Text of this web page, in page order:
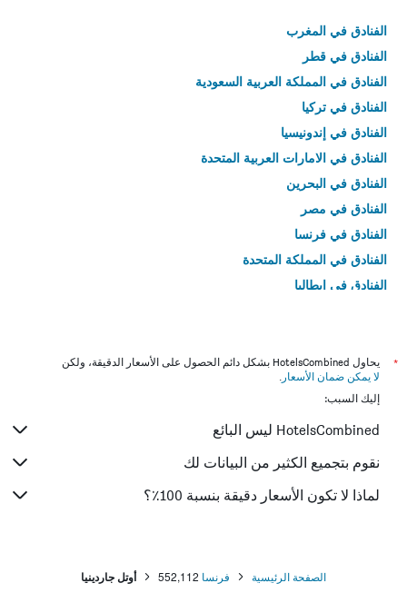
الفنادق في المغرب
الفنادق في قطر
الفنادق في المملكة العربية السعودية
الفنادق في تركيا
الفنادق في إندونيسيا
الفنادق في الامارات العربية المتحدة
الفنادق في البحرين
الفنادق في مصر
الفنادق في فرنسا
الفنادق في المملكة المتحدة
الفنادق في إيطاليا
*
يحاول HotelsCombined بشكل دائم الحصول على الأسعار الدقيقة، ولكن
لا يمكن ضمان الأسعار .
إليك السبب:
HotelsCombined ليس البائع
نقوم بتجميع الكثير من البيانات لك
لماذا لا تكون الأسعار دقيقة بنسبة 100٪؟
الصفحة الرئيسية فرنسا 552,112 أوتل جاردينيا